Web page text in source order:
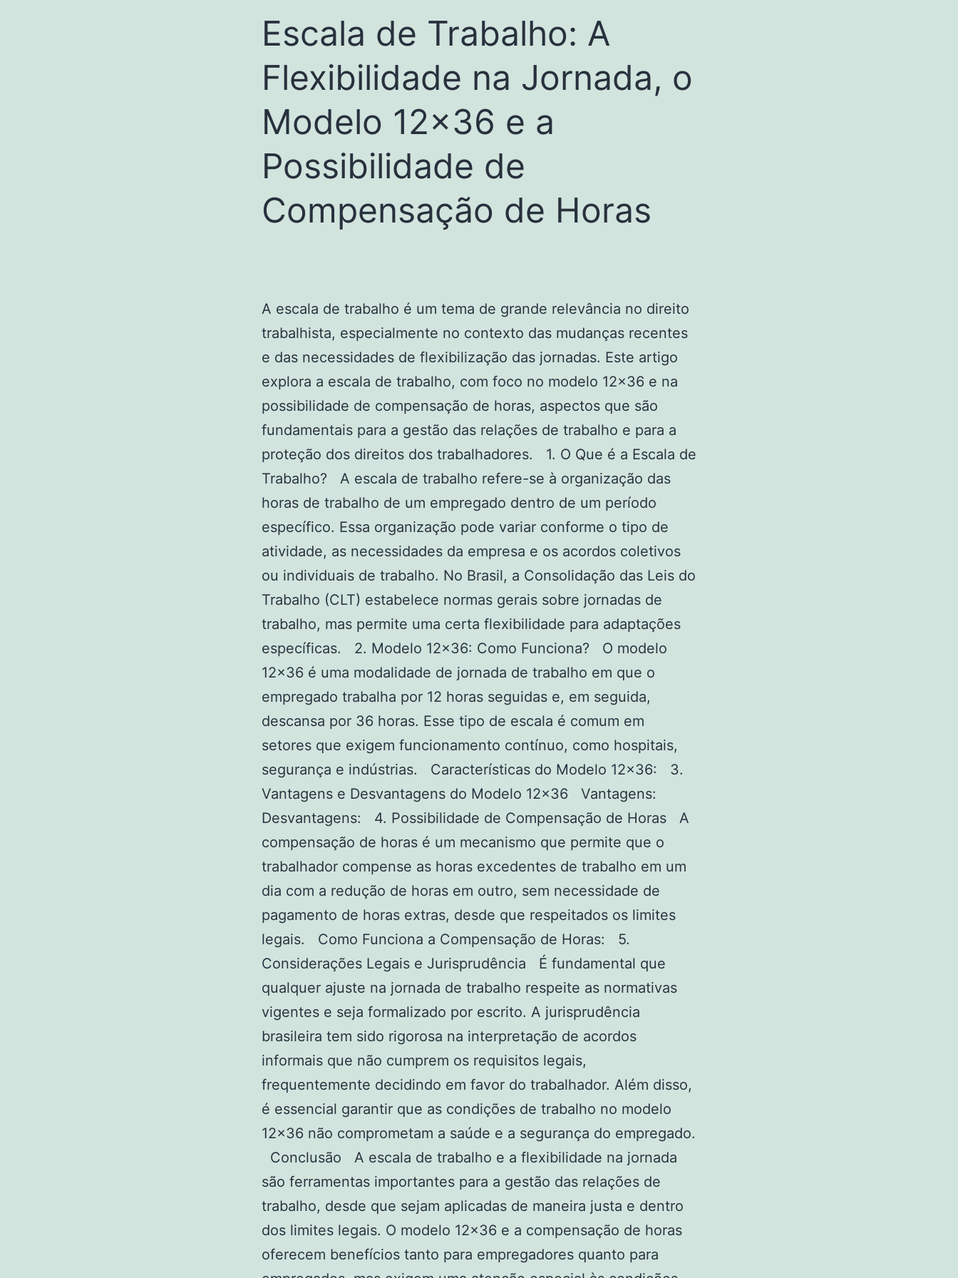
Escala de Trabalho: A
Flexibilidade na Jornada, o
Modelo 12×36 e a
Possibilidade de
Compensação de Horas
A escala de trabalho é um tema de grande relevância no direito
trabalhista, especialmente no contexto das mudanças recentes
e das necessidades de flexibilização das jornadas. Este artigo
explora a escala de trabalho, com foco no modelo 12×36 e na
possibilidade de compensação de horas, aspectos que são
fundamentais para a gestão das relações de trabalho e para a
proteção dos direitos dos trabalhadores. 1. O Que é a Escala de
Trabalho? A escala de trabalho refere-se à organização das
horas de trabalho de um empregado dentro de um período
específico. Essa organização pode variar conforme o tipo de
atividade, as necessidades da empresa e os acordos coletivos
ou individuais de trabalho. No Brasil, a Consolidação das Leis do
Trabalho (CLT) estabelece normas gerais sobre jornadas de
trabalho, mas permite uma certa flexibilidade para adaptações
específicas. 2. Modelo 12×36: Como Funciona? O modelo
12×36 é uma modalidade de jornada de trabalho em que o
empregado trabalha por 12 horas seguidas e, em seguida,
descansa por 36 horas. Esse tipo de escala é comum em
setores que exigem funcionamento contínuo, como hospitais,
segurança e indústrias. Características do Modelo 12×36: 3.
Vantagens e Desvantagens do Modelo 12×36 Vantagens:
Desvantagens: 4. Possibilidade de Compensação de Horas A
compensação de horas é um mecanismo que permite que o
trabalhador compense as horas excedentes de trabalho em um
dia com a redução de horas em outro, sem necessidade de
pagamento de horas extras, desde que respeitados os limites
legais. Como Funciona a Compensação de Horas: 5.
Considerações Legais e Jurisprudência É fundamental que
qualquer ajuste na jornada de trabalho respeite as normativas
vigentes e seja formalizado por escrito. A jurisprudência
brasileira tem sido rigorosa na interpretação de acordos
informais que não cumprem os requisitos legais,
frequentemente decidindo em favor do trabalhador. Além disso,
é essencial garantir que as condições de trabalho no modelo
12×36 não comprometam a saúde e a segurança do empregado.
Conclusão A escala de trabalho e a flexibilidade na jornada
são ferramentas importantes para a gestão das relações de
trabalho, desde que sejam aplicadas de maneira justa e dentro
dos limites legais. O modelo 12×36 e a compensação de horas
oferecem benefícios tanto para empregadores quanto para